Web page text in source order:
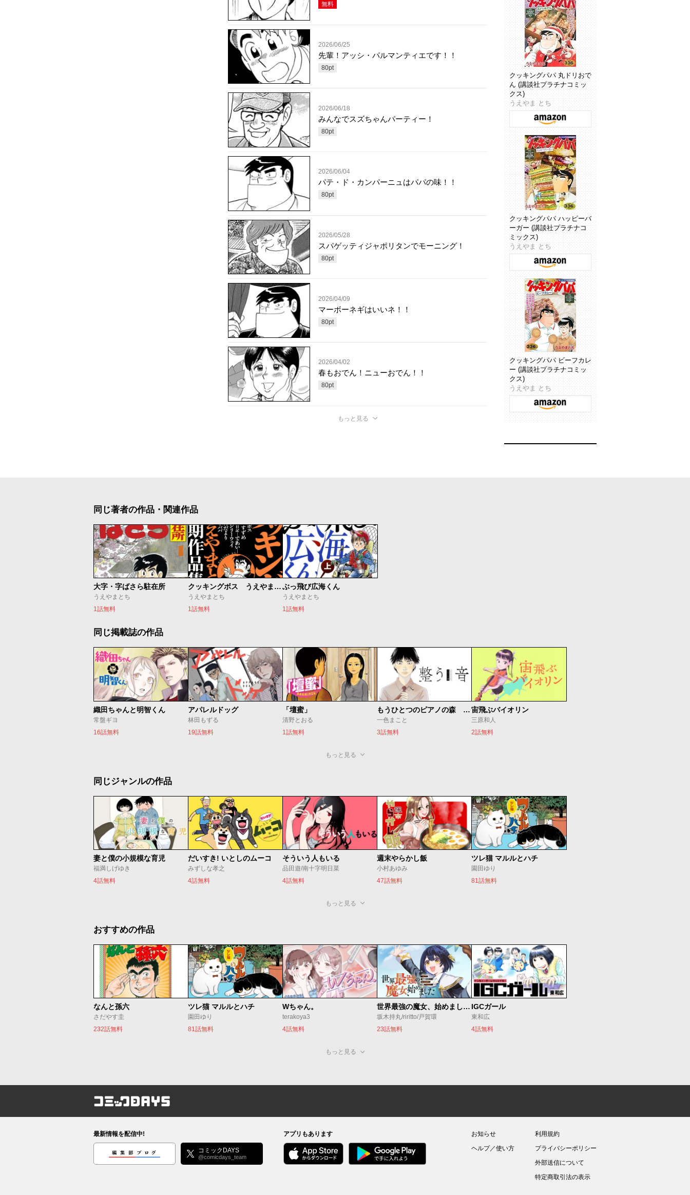
無料
2026/06/25
先輩！アッシ・パルマンティエです！！
80pt
2026/06/18
みんなでスズちゃんパーティー！
80pt
2026/06/04
パテ・ド・カンパーニュはパパの味！！
80pt
2026/05/28
スパゲッティジャポリタンでモーニング！
80pt
2026/04/09
マーボーネギはいいネ！！
80pt
2026/04/02
春もおでん！ニューおでん！！
80pt
もっと見る
クッキングパパ 丸ドリおで
ん (講談社プラチナコミッ
クス)
うえやま とち
クッキングパパ ハッピーバ
ーガー (講談社プラチナコ
ミックス)
うえやま とち
クッキングパパ ビーフカレ
ー (講談社プラチナコミッ
クス)
うえやま とち
同じ著者の作品・関連作品
大字・字ばさら駐在所
うえやまとち
1話無料
クッキングボス うえやまとち初期作品集
うえやまとち
1話無料
ぶっ飛び広海くん
うえやまとち
1話無料
同じ掲載誌の作品
織田ちゃんと明智くん
常盤ギヨ
16話無料
アパレルドッグ
林田もずる
19話無料
「壇蜜」
清野とおる
1話無料
もうひとつのピアノの森 整う音
一色まこと
3話無料
宙飛ぶバイオリン
三原和人
2話無料
もっと見る
同じジャンルの作品
妻と僕の小規模な育児
福満しげゆき
4話無料
だいすき! いとしのムーコ
みずしな孝之
4話無料
そういう人もいる
品田遊/南十字明日菜
4話無料
週末やらかし飯
小村あゆみ
47話無料
ツレ猫 マルルとハチ
園田ゆり
81話無料
もっと見る
おすすめの作品
なんと孫六
さだやす圭
232話無料
ツレ猫 マルルとハチ
園田ゆり
81話無料
Wちゃん。
terakoya3
4話無料
世界最強の魔女、始めました ～私だけ『攻略サイト』を見れる世界で自由に生きます～
坂木持丸/riritto/戸賀環
23話無料
IGCガール
東和広
4話無料
もっと見る
コミックDAYS
最新情報を配信中!
編集部ブログ コミックDAYS
@comicdays_team
アプリもあります
お知らせ
ヘルプ／使い方
利用規約
プライバシーポリシー
外部送信について
特定商取引法の表示